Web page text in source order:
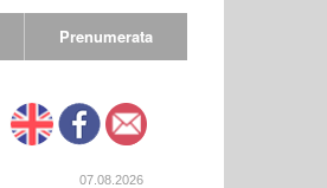
Prenumerata
07.08.2026